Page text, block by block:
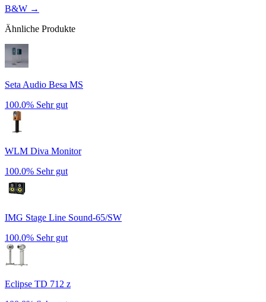
B&W →
Ähnliche Produkte
Seta Audio Besa MS
100.0% Sehr gut
WLM Diva Monitor
100.0% Sehr gut
IMG Stage Line Sound-65/SW
100.0% Sehr gut
Eclipse TD 712 z